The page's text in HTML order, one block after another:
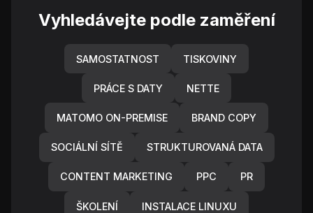
Vyhledávejte podle zaměření
SAMOSTATNOST TISKOVINY
PRÁCE S DATY NETTE
MATOMO ON-PREMISE BRAND COPY
SOCIÁLNÍ SÍTĚ STRUKTUROVANÁ DATA
CONTENT MARKETING PPC PR
ŠKOLENÍ INSTALACE LINUXU